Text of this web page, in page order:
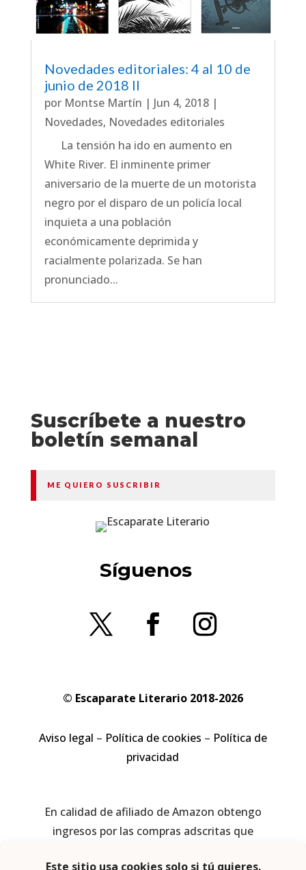
Novedades editoriales: 4 al 10 de
junio de 2018 II
por Montse Martín | Jun 4, 2018|
Novedades, Novedades editoriales
La tensión ha ido en aumento en
White River. El inminente primer
aniversario de la muerte de un motorista
negro por el disparo de un policía local
inquieta a una población
económicamente deprimida y
racialmente polarizada. Se han
pronunciado...
Suscríbete a nuestro
boletín semanal
ME QUIERO SUSCRIBIR
Síguenos
© Escaparate Literario 2018-2026
Aviso legal – Política de cookies – Política de
privacidad
En calidad de afiliado de Amazon obtengo
ingresos por las compras adscritas que